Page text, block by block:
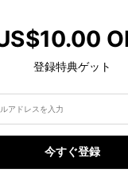
登録特典ゲット
今すぐ登録